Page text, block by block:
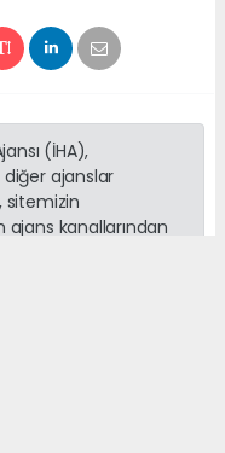
(İHA),
diğer ajanslar
sitemizin
kanallarından